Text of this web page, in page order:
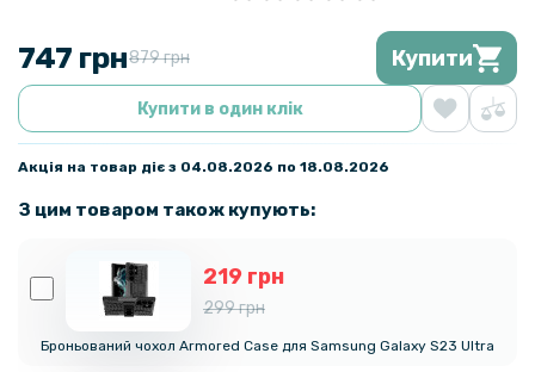
747 грн879 грн Купити
Купити в один клік
Акція на товар діє з 04.08.2026 по 18.08.2026
З цим товаром також купують:
219 грн
299 грн
Броньований чохол Armored Case для Samsung Galaxy S23 Ultra